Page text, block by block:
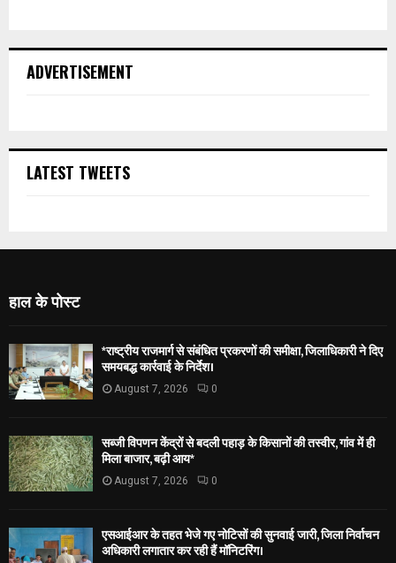
ADVERTISEMENT
LATEST TWEETS
हाल के पोस्ट
*राष्ट्रीय राजमार्ग से संबंधित प्रकरणों की समीक्षा, जिलाधिकारी ने दिए
समयबद्ध कार्रवाई के निर्देश।
August 7, 2026 0
सब्जी विपणन केंद्रों से बदली पहाड़ के किसानों की तस्वीर, गांव में ही
मिला बाजार, बढ़ी आय*
August 7, 2026 0
एसआईआर के तहत भेजे गए नोटिसों की सुनवाई जारी, जिला निर्वाचन
अधिकारी लगातार कर रही हैं मॉनिटरिंग।